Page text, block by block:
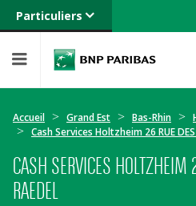
Particuliers
Banque privée
Entreprises
Accueil Grand Est Bas-Rhin
Cash Services Holtzheim 26 RUE DES
CASH SERVICES
RAEDEL